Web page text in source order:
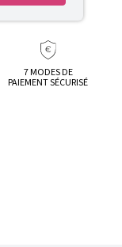
7 MODES DE
PAIEMENT SÉCURISÉ